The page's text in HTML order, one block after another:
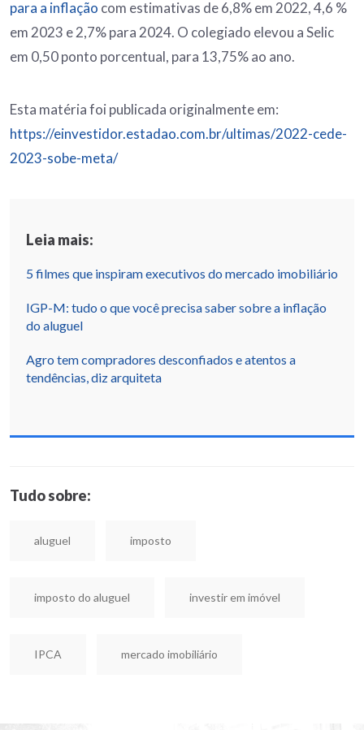
para a inflação com estimativas de 6,8% em 2022, 4,6 %
em 2023 e 2,7% para 2024. O colegiado elevou a Selic
em 0,50 ponto porcentual, para 13,75% ao ano.
Esta matéria foi publicada originalmente em:
https://einvestidor.estadao.com.br/ultimas/2022-cede-
2023-sobe-meta/
Leia mais:
5 filmes que inspiram executivos do mercado imobiliário
IGP-M: tudo o que você precisa saber sobre a inflação
do aluguel
Agro tem compradores desconfiados e atentos a
tendências, diz arquiteta
Tudo sobre:
aluguel imposto
imposto do aluguel investir em imóvel
IPCA mercado imobiliário